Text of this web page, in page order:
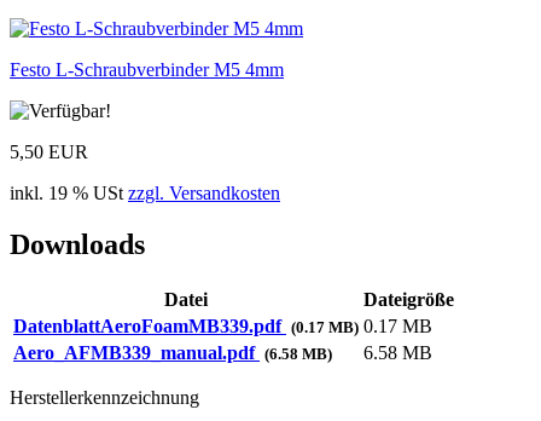
Festo L-Schraubverbinder M5 4mm
5,50 EUR
inkl. 19 % USt zzgl. Versandkosten
Downloads
Datei
Dateigröße
DatenblattAeroFoamMB339.pdf (0.17 MB) 0.17 MB
Aero_AFMB339_manual.pdf (6.58 MB) 6.58 MB
Herstellerkennzeichnung